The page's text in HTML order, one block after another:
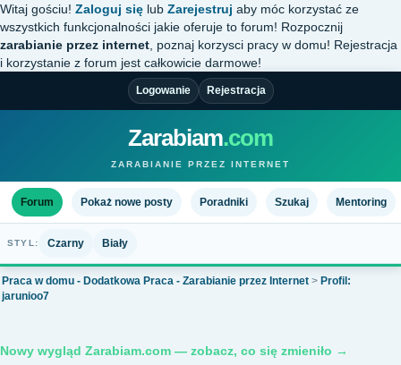
Witaj gościu! Zaloguj się lub Zarejestruj aby móc korzystać ze
wszystkich funkcjonalności jakie oferuje to forum! Rozpocznij
zarabianie przez internet , poznaj korzysci pracy w domu! Rejestracja
i korzystanie z forum jest całkowicie darmowe!
Logowanie Rejestracja
Zarabiam.com
ZARABIANIE PRZEZ INTERNET
Forum Pokaż nowe posty Poradniki Szukaj Mentoring
STYL: Czarny Biały
Praca w domu - Dodatkowa Praca - Zarabianie przez Internet > Profil:
jarunioo7
Nowy wygląd Zarabiam.com — zobacz, co się zmieniło →